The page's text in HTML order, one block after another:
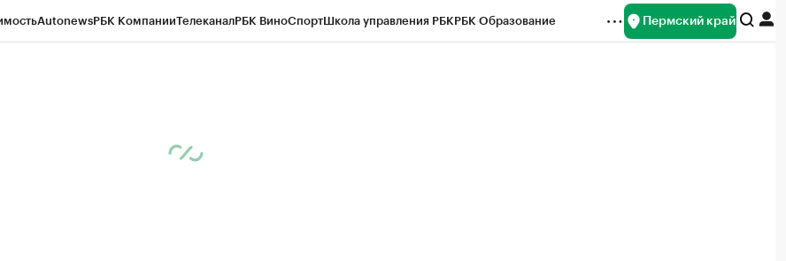
AutonewsРБК КомпанииТелеканалРБК ВиноСпортШкола управления РБКРБК Образование Пермский край